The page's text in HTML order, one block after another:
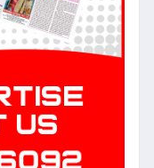
और गारमेंट
प्रोत्साहनों की
06:42:42 |